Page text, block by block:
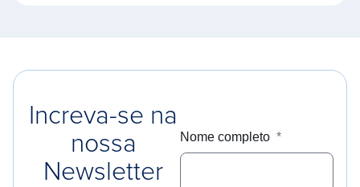
Increva-se na
nossa
Newsletter
Nome completo *